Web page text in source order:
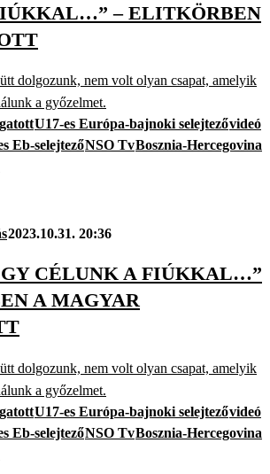
– ELITKÖRBEN
dolgozunk, nem volt olyan csapat, amelyik
a győzelmet.
U17-es Európa-bajnoki selejtezővideó
Eb-selejtezőNSO TvBosznia-Hercegovina
2023.10.31. 20:36
CÉLUNK A FIÚKKAL…”
A MAGYAR
dolgozunk, nem volt olyan csapat, amelyik
a győzelmet.
U17-es Európa-bajnoki selejtezővideó
Eb-selejtezőNSO TvBosznia-Hercegovina